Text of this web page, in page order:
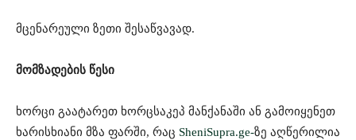
მცენარეული ზეთი შესაწვავად.
მომზადების წესი
ხორცი გაატარეთ ხორცსაკეპ მანქანაში ან გამოიყენეთ
ხარისხიანი მზა ფარში, რაც SheniSupra.ge-ზე აღწერილია